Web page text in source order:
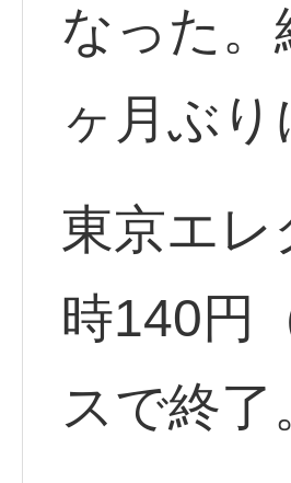
なった
ヶ月ぶ
東京エ
時140円
スで終了